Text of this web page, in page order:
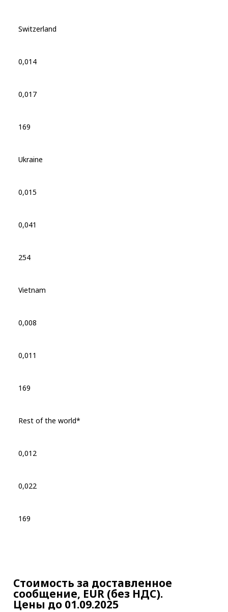
Switzerland
0,014
0,017
169
Ukraine
0,015
0,041
254
Vietnam
0,008
0,011
169
Rest of the world*
0,012
0,022
169
Стоимость за доставленное
сообщение, EUR (без НДС).
Цены до 01.09.2025